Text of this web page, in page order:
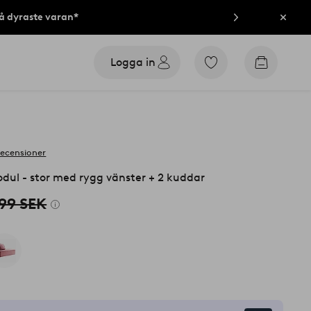
dyraste varan* Stäng
Logga in
Gå
Gå
- stor med rygg vänster + 2 kuddar
SEK